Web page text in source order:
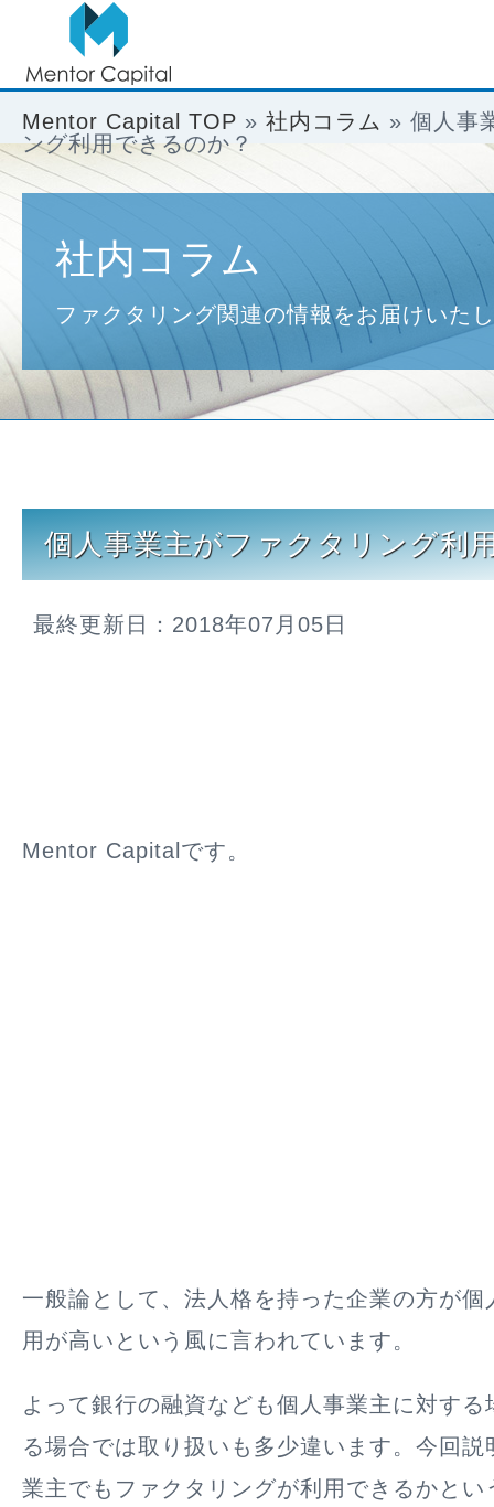
Mentor Capital TOP » 社内コラム » 個人事
ング利用できるのか？
社内コラム
ファクタリング関連の情報をお届けいた
個人事業主がファクタリング利
最終更新日：2018年07月05日
Mentor Capitalです。
一般論として、法人格を持った企業の方が個
用が高いという風に言われています。
よって銀行の融資なども個人事業主に対す
る場合では取り扱いも多少違います。今回
業主でもファクタリングが利用できるかとい